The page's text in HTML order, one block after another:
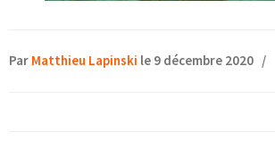
Par Matthieu Lapinski le 9 décembre 2020 /